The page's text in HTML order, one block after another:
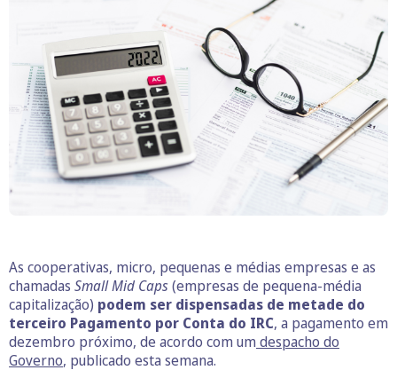
As cooperativas, micro, pequenas e médias empresas e as
chamadas Small Mid Caps(empresas de pequena-média
capitalização) podem ser dispensadas de metade do
terceiro Pagamento por Conta do IRC, a pagamento em
dezembro próximo, de acordo com um despacho do
Governo, publicado esta semana.